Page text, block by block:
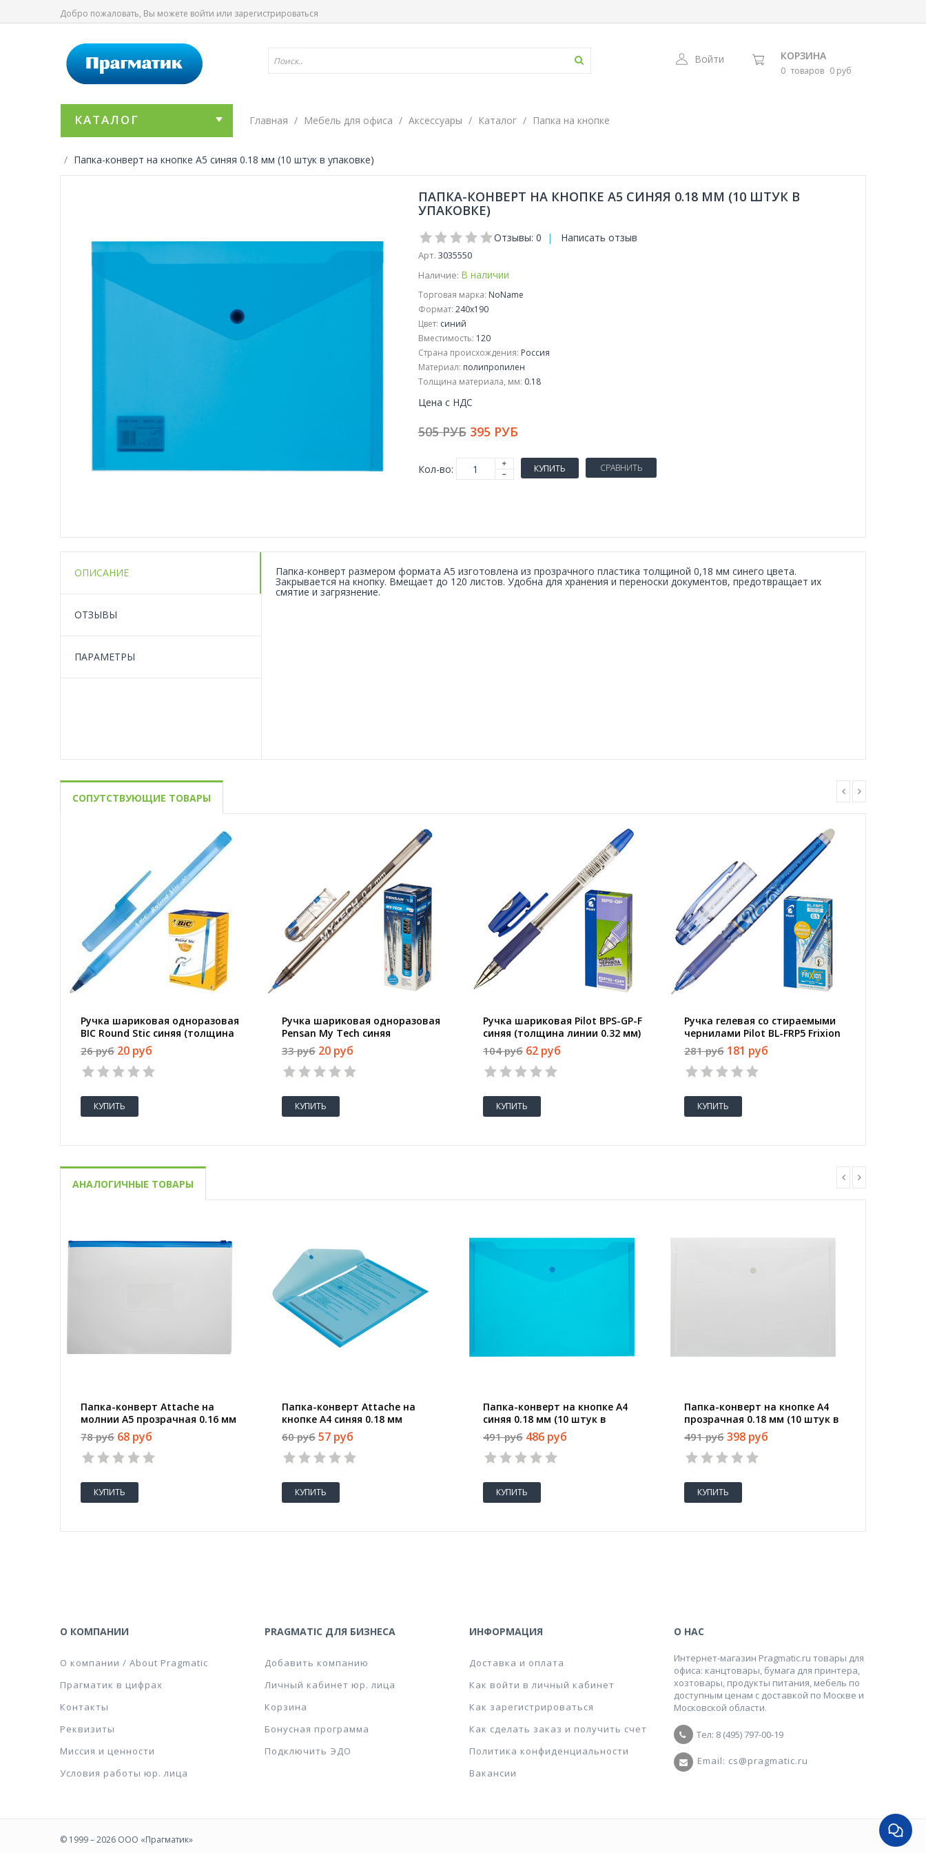
Добро пожаловать, Вы можете войти или зарегистрироваться
Войти КОРЗИНА
0 товаров 0 руб
КАТАЛОГ Главная Мебель для офиса Аксессуары Каталог Папка на кнопке
Папка-конверт на кнопке А5 синяя 0.18 мм (10 штук в упаковке)
ПАПКА-КОНВЕРТ НА КНОПКЕ А5 СИНЯЯ 0.18 ММ (10 ШТУК В
УПАКОВКЕ)
Отзывы: 0 | Написать отзыв
Арт. 3035550
Наличие: В наличии
Торговая марка: NoName
Формат: 240x190
Цвет: синий
Вместимость: 120
Страна происхождения: Россия
Материал: полипропилен
Толщина материала, мм: 0.18
Цена с НДС
505 РУБ 395 РУБ
Кол-во: КУПИТЬ СРАВНИТЬ
ОПИСАНИЕ
ОТЗЫВЫ
ПАРАМЕТРЫ
Папка-конверт размером формата А5 изготовлена из прозрачного пластика толщиной 0,18 мм синего цвета.
Закрывается на кнопку. Вмещает до 120 листов. Удобна для хранения и переноски документов, предотвращает их
смятие и загрязнение.
СОПУТСТВУЮЩИЕ ТОВАРЫ
Ручка шариковая одноразовая
BIC Round Stic синяя (толщина
линии 0.4 мм)
26 руб 20 руб
КУПИТЬ
Ручка шариковая одноразовая
Pensan My Tech синяя
(толщина линии 0.7 мм)
33 руб 20 руб
КУПИТЬ
Ручка шариковая Pilot BPS-GP-F
синяя (толщина линии 0.32 мм)
104 руб 62 руб
КУПИТЬ
Ручка гелевая со стираемыми
чернилами Pilot BL-FRP5 Frixion
Pro синяя (толщина линии 0.25
мм)
281 руб 181 руб
КУПИТЬ
АНАЛОГИЧНЫЕ ТОВАРЫ
Папка-конверт Attache на
молнии А5 прозрачная 0.16 мм
78 руб 68 руб
КУПИТЬ
Папка-конверт Attache на
кнопке А4 синяя 0.18 мм
60 руб 57 руб
КУПИТЬ
Папка-конверт на кнопке А4
синяя 0.18 мм (10 штук в
упаковке)
491 руб 486 руб
КУПИТЬ
Папка-конверт на кнопке А4
прозрачная 0.18 мм (10 штук в
упаковке)
491 руб 398 руб
КУПИТЬ
1 2 3 4 1 2 3 4
О КОМПАНИИ
О компании / About Pragmatic
Прагматик в цифрах
Контакты
Реквизиты
Миссия и ценности
Условия работы юр. лица
PRAGMATIC ДЛЯ БИЗНЕСА
Добавить компанию
Личный кабинет юр. лица
Корзина
Бонусная программа
Подключить ЭДО
ИНФОРМАЦИЯ
Доставка и оплата
Как войти в личный кабинет
Как зарегистрироваться
Как сделать заказ и получить счет
Политика конфиденциальности
Вакансии
О НАС
Интернет-магазин Pragmatic.ru товары для
офиса: канцтовары, бумага для принтера,
хозтовары, продукты питания, мебель по
доступным ценам с доставкой по Москве и
Московской области.
Тел: 8 (495) 797-00-19
Email: cs@pragmatic.ru
© 1999 – 2026 ООО «Прагматик»